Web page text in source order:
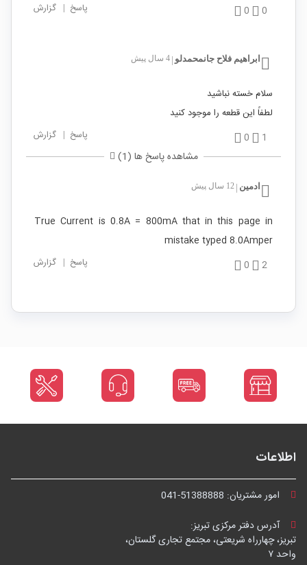
0
0 پاسخ | گزارش
ابراهیم فلاح جانمحمدلو 4 سال پیش
سلام خسته نباشید
لطفاً این قطعه را موجود کنید
1
0 پاسخ | گزارش
مشاهده پاسخ ها (1)
ادمین 12 سال پیش
True Current is 0.8A = 800mA that in this page in
mistake typed 8.0Amper
2
0 پاسخ | گزارش
اطلاعات
امور مشتریان: 041-51388888
آدرس دفتر مرکزی تبریز:
تبریز، چهارراه شریعتی، مجتمع تجاری گلستان،
واحد ۷